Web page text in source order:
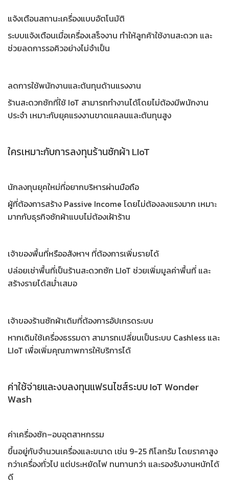
แจ้งเตือนสถานะเครื่องแบบอัตโนมัติ
ระบบแจ้งเตือนเมื่อเครื่องเสร็จงาน ทำให้ลูกค้าใช้งานสะดวก และ
ช่วยลดการรอคิวอย่างไม่จำเป็น
ลดการใช้พนักงานและต้นทุนด้านแรงงาน
ร้านสะดวกซักที่ใช้ IoT สามารถทำงานได้โดยไม่ต้องมีพนักงาน
ประจำ เหมาะกับยุคแรงงานขาดแคลนและต้นทุนสูง
ใครเหมาะกับการลงทุนร้านซักผ้า LIoT
นักลงทุนยุคใหม่ที่อยากบริหารผ่านมือถือ
ผู้ที่ต้องการสร้าง Passive Income โดยไม่ต้องลงแรงมาก เหมาะ
มากกับธุรกิจซักผ้าแบบไม่ต้องเฝ้าร้าน
เจ้าของพื้นที่หรืออสังหาฯ ที่ต้องการเพิ่มรายได้
ปล่อยเช่าพื้นที่เป็นร้านสะดวกซัก LIoT ช่วยเพิ่มมูลค่าพื้นที่ และ
สร้างรายได้สม่ำเสมอ
เจ้าของร้านซักผ้าเดิมที่ต้องการอัปเกรดระบบ
หากเดิมใช้เครื่องธรรมดา สามารถเปลี่ยนเป็นระบบ Cashless และ
LIoT เพื่อเพิ่มคุณภาพการให้บริการได้
ค่าใช้จ่ายและงบลงทุนแฟรนไชส์ระบบ IoT Wonder
Wash
ค่าเครื่องซัก–อบอุตสาหกรรม
ขึ้นอยู่กับจำนวนเครื่องและขนาด เช่น 9-25 กิโลกรัม โดยราคาสูง
กว่าเครื่องทั่วไป แต่ประหยัดไฟ ทนทานกว่า และรองรับงานหนักได้
ดี